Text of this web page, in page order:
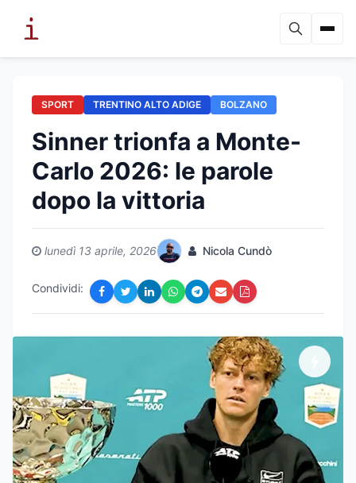
SPORT TRENTINO ALTO ADIGE BOLZANO
Sinner trionfa a Monte-
Carlo 2026: le parole
dopo la vittoria
lunedì 13 aprile, 2026 Nicola Cundò
Condividi: